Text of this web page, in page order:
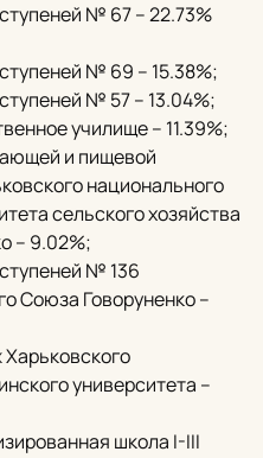
№ 67 – 22.73%
№ 69 – 15.38%;
№ 57 – 13.04%;
училище – 11.39%;
и пищевой
национального
сельского хозяйства
– 9.02%;
№ 136
Союза Говоруненко –
университета –
школа I-III